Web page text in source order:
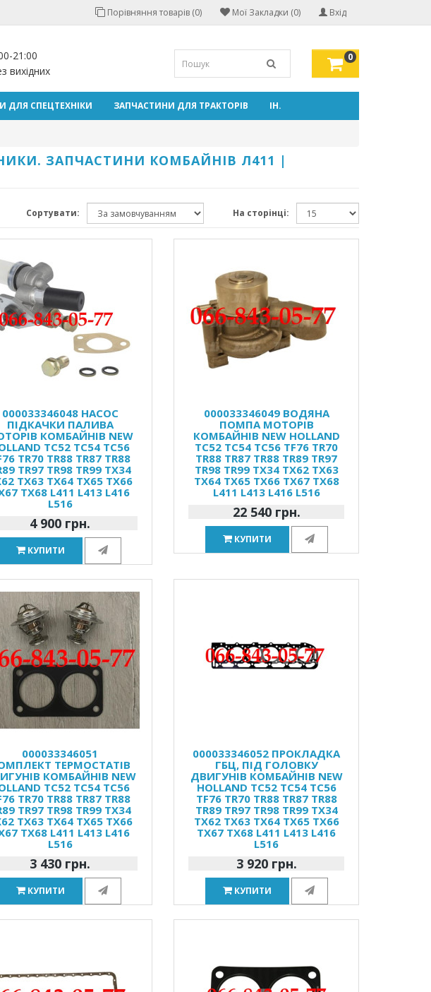
Вхід
Мої Закладки (0)
Порівняння товарів (0)
21:00
вихідних
0
ДЛЯ СПЕЦТЕХНІКИ ЗАПЧАСТИНИ ДЛЯ ТРАКТОРІВ ІН.
ЗАПЧАСТИНИ КОМБАЙНІВ Л411 |
Сортувати: На сторінці:
000033346048 НАСОС
ПІДКАЧКИ ПАЛИВА
КОМБАЙНІВ NEW
TC52 TC54 TC56
TR70 TR88 TR87 TR88
TR97 TR98 TR99 TX34
TX63 TX64 TX65 TX66
TX68 L411 L413 L416
L516
4 900 грн.
КУПИТИ
000033346049 ВОДЯНА
ПОМПА МОТОРІВ
КОМБАЙНІВ NEW HOLLAND
TC52 TC54 TC56 TF76 TR70
TR88 TR87 TR88 TR89 TR97
TR98 TR99 TX34 TX62 TX63
TX64 TX65 TX66 TX67 TX68
L411 L413 L416 L516
22 540 грн.
КУПИТИ
000033346051
ТЕРМОСТАТІВ
КОМБАЙНІВ NEW
TC52 TC54 TC56
TR70 TR88 TR87 TR88
TR97 TR98 TR99 TX34
TX63 TX64 TX65 TX66
TX68 L411 L413 L416
L516
3 430 грн.
КУПИТИ
000033346052 ПРОКЛАДКА
ГБЦ, ПІД ГОЛОВКУ
ДВИГУНІВ КОМБАЙНІВ NEW
HOLLAND TC52 TC54 TC56
TF76 TR70 TR88 TR87 TR88
TR89 TR97 TR98 TR99 TX34
TX62 TX63 TX64 TX65 TX66
TX67 TX68 L411 L413 L416
L516
3 920 грн.
КУПИТИ